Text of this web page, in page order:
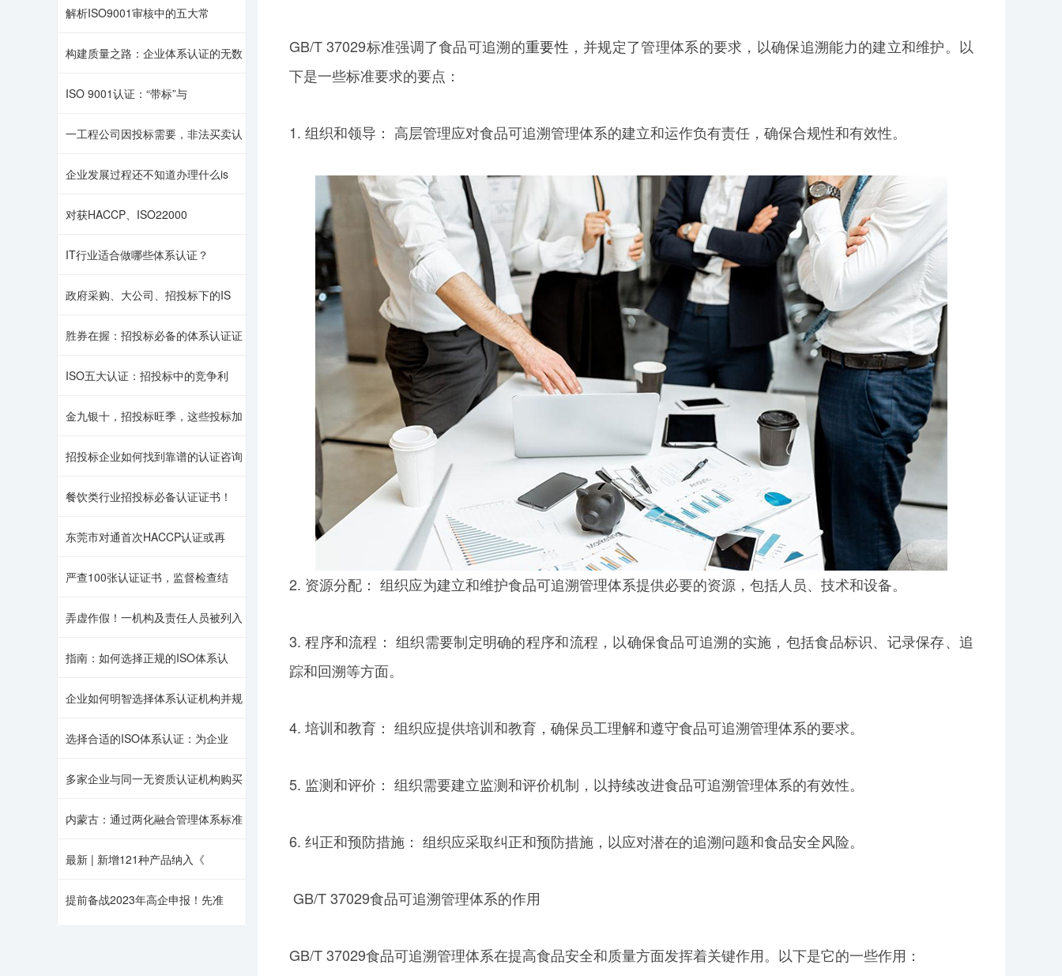
解析ISO9001审核中的五大常
构建质量之路：企业体系认证的无数
ISO 9001认证：“带标”与
一工程公司因投标需要，非法买卖认
企业发展过程还不知道办理什么is
对获HACCP、ISO22000
IT行业适合做哪些体系认证？
政府采购、大公司、招投标下的IS
胜券在握：招投标必备的体系认证证
ISO五大认证：招投标中的竞争利
金九银十，招投标旺季，这些投标加
招投标企业如何找到靠谱的认证咨询
餐饮类行业招投标必备认证证书！
东莞市对通首次HACCP认证或再
严查100张认证证书，监督检查结
弄虚作假！一机构及责任人员被列入
指南：如何选择正规的ISO体系认
企业如何明智选择体系认证机构并规
选择合适的ISO体系认证：为企业
多家企业与同一无资质认证机构购买
内蒙古：通过两化融合管理体系标准
最新 | 新增121种产品纳入《
提前备战2023年高企申报！先准
GB/T 37029标准强调了食品可追溯的重要性 ，并规定了管理体系的要求，以确保追溯能力的建立和维护。以
下是一些标准要求的要点：
1. 组织和领导： 高层管理应对食品可追溯管理体系的建立和运作负有责任，确保合规性和有效性。
2. 资源分配： 组织应为建立和维护食品可追溯管理体系提供必要的资源，包括人员、技术和设备。
3. 程序和流程： 组织需要制定明确的程序和流程，以确保食品可追溯的实施，包括食品标识、记录保存、追
踪和回溯等方面。
4. 培训和教育： 组织应提供培训和教育，确保员工理解和遵守食品可追溯管理体系的要求。
5. 监测和评价： 组织需要建立监测和评价机制，以持续改进食品可追溯管理体系的有效性。
6. 纠正和预防措施： 组织应采取纠正和预防措施，以应对潜在的追溯问题和食品安全风险。
GB/T 37029食品可追溯管理体系的作用
GB/T 37029食品可追溯管理体系在提高食品安全和质量方面发挥着关键作用。以下是它的一些作用：